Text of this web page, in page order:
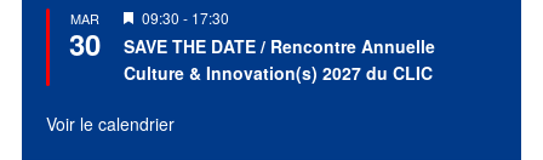
MAR
30
Mis
en
avant
09:30 - 17:30
SAVE THE DATE / Rencontre Annuelle
Culture & Innovation(s) 2027 du CLIC
Voir le calendrier